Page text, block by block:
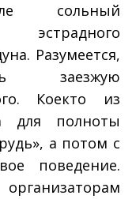
сольный
Разумеется,
заезжую
Кое­кто из
для полноты
а потом с
поведение.